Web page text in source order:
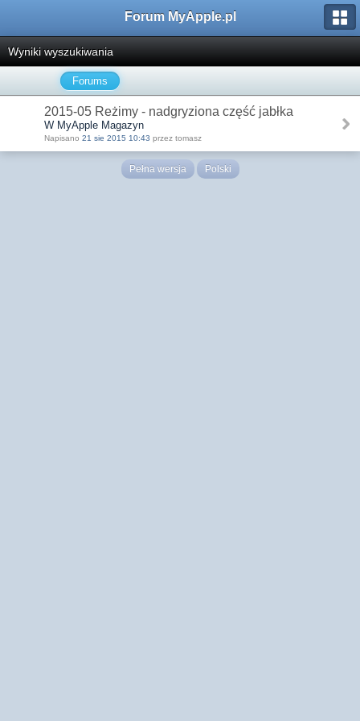
Forum MyApple.pl
Wyniki wyszukiwania
Forums
2015-05 Reżimy - nadgryziona część jabłka
W MyApple Magazyn
Napisano 21 sie 2015 10:43 przez tomasz
Pełna wersja Polski